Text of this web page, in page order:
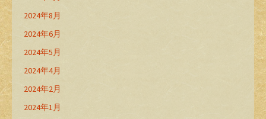
2024年8月
2024年6月
2024年5月
2024年4月
2024年2月
2024年1月